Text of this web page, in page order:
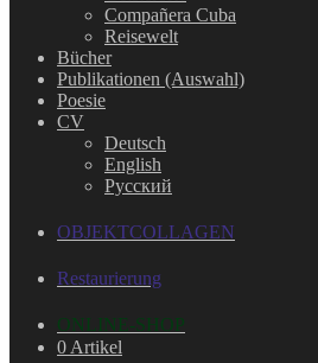
Compañera Cuba
Reisewelt
Bücher
Publikationen (Auswahl)
Poesie
CV
Deutsch
English
Русский
OBJEKTCOLLAGEN
Restaurierung
ONLINE-SHOP
0 Artikel